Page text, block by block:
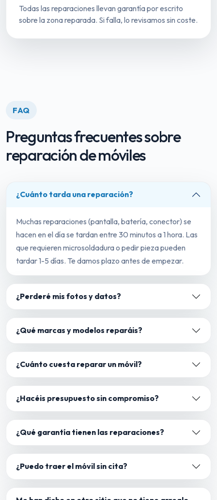
Todas las reparaciones llevan garantía por escrito
sobre la zona reparada. Si falla, lo revisamos sin coste.
FAQ
Preguntas frecuentes sobre
reparación de móviles
¿Cuánto tarda una reparación?
Muchas reparaciones (pantalla, batería, conector) se
hacen en el día se tardan entre 30 minutos a 1 hora. Las
que requieren microsoldadura o pedir pieza pueden
tardar 1-5 días. Te damos plazo antes de empezar.
¿Perderé mis fotos y datos?
¿Qué marcas y modelos reparáis?
¿Cuánto cuesta reparar un móvil?
¿Hacéis presupuesto sin compromiso?
¿Qué garantía tienen las reparaciones?
¿Puedo traer el móvil sin cita?